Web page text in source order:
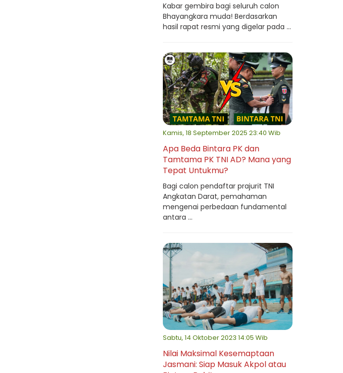
Kabar gembira bagi seluruh calon
Bhayangkara muda! Berdasarkan
hasil rapat resmi yang digelar pada ...
Kamis, 18 September 2025 23:40 Wib
Apa Beda Bintara PK dan
Tamtama PK TNI AD? Mana yang
Tepat Untukmu?
Bagi calon pendaftar prajurit TNI
Angkatan Darat, pemahaman
mengenai perbedaan fundamental
antara ...
Sabtu, 14 Oktober 2023 14:05 Wib
Nilai Maksimal Kesemaptaan
Jasmani: Siap Masuk Akpol atau